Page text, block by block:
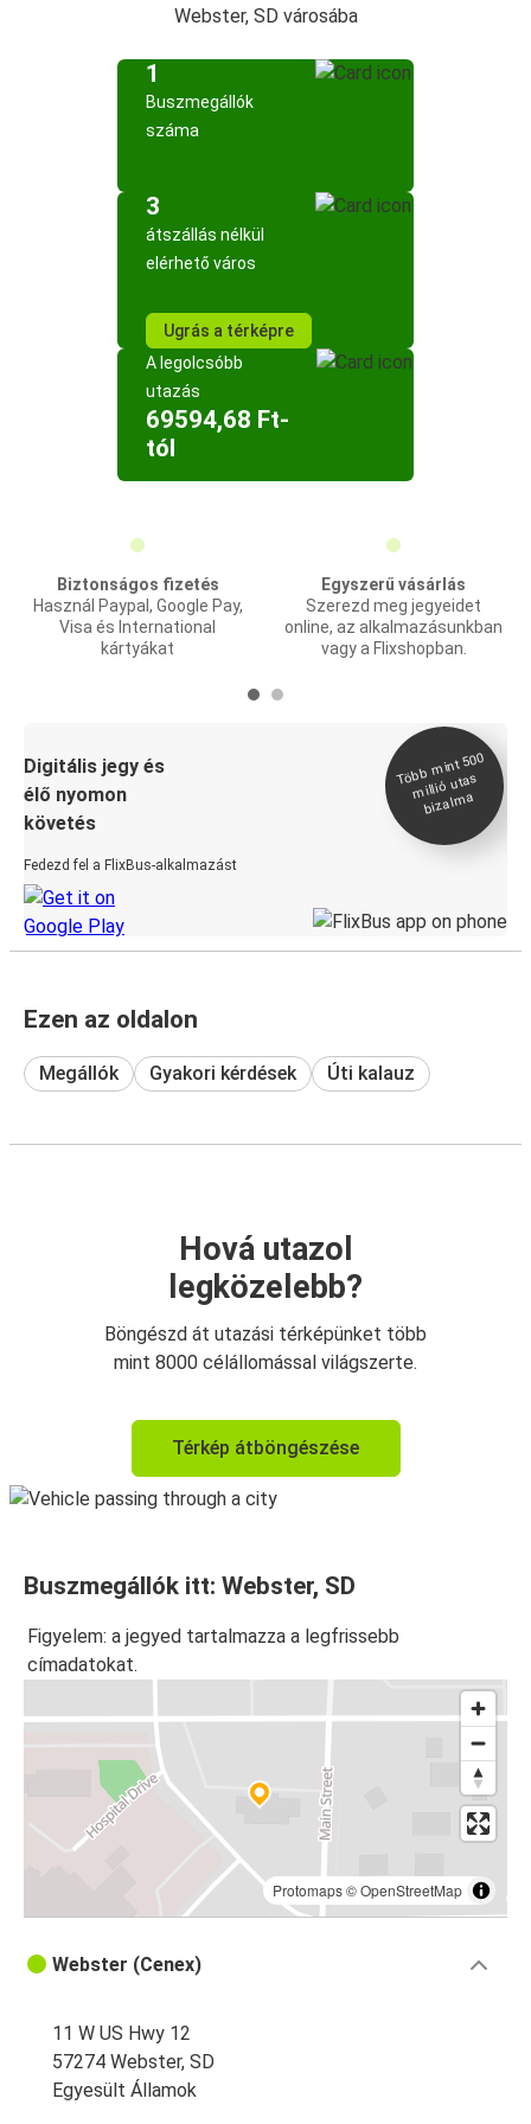
Webster, SD városába
1
Buszmegállók
száma
3
átszállás nélkül
elérhető város
Ugrás a térképre
A legolcsóbb
utazás
69594,68 Ft-
tól
Biztonságos fizetés
Használ Paypal, Google Pay,
Visa és International
kártyákat
Egyszerű vásárlás
Szerezd meg jegyeidet
online, az alkalmazásunkban
vagy a Flixshopban.
Digitális jegy és
élő nyomon
követés
Fedezd fel a FlixBus-alkalmazást
Több
mint 500
millió utas
bizal
ma
Ezen az oldalon
Megállók Gyakori kérdések Úti kalauz
Hová utazol
legközelebb?
Böngészd át utazási térképünket több
mint 8000 célállomással világszerte.
Térkép átböngészése
Buszmegállók itt: Webster, SD
Figyelem: a jegyed tartalmazza a legfrissebb
címadatokat.
Protomaps©OpenStreetMap
Webster (Cenex)
11 W US Hwy 12
57274 Webster, SD
Egyesült Államok